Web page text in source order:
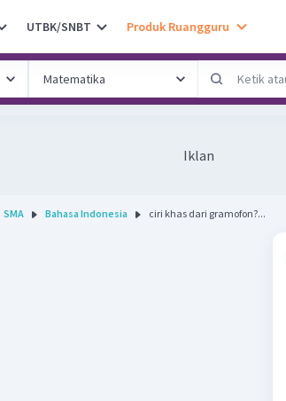
UTBK/SNBT Produk Ruangguru
Iklan
SMA Bahasa Indonesia ciri khas dari gramofon?...